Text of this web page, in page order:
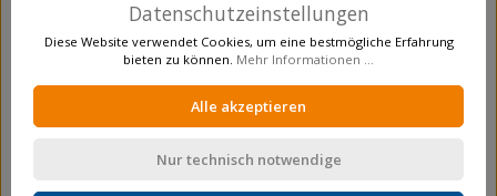
Crosseling
Datenschutzeinstellungen
Diese Website verwendet Cookies, um eine bestmögliche Erfahrung
bieten zu können. Mehr Informationen ...
Alle akzeptieren
Nur technisch notwendige